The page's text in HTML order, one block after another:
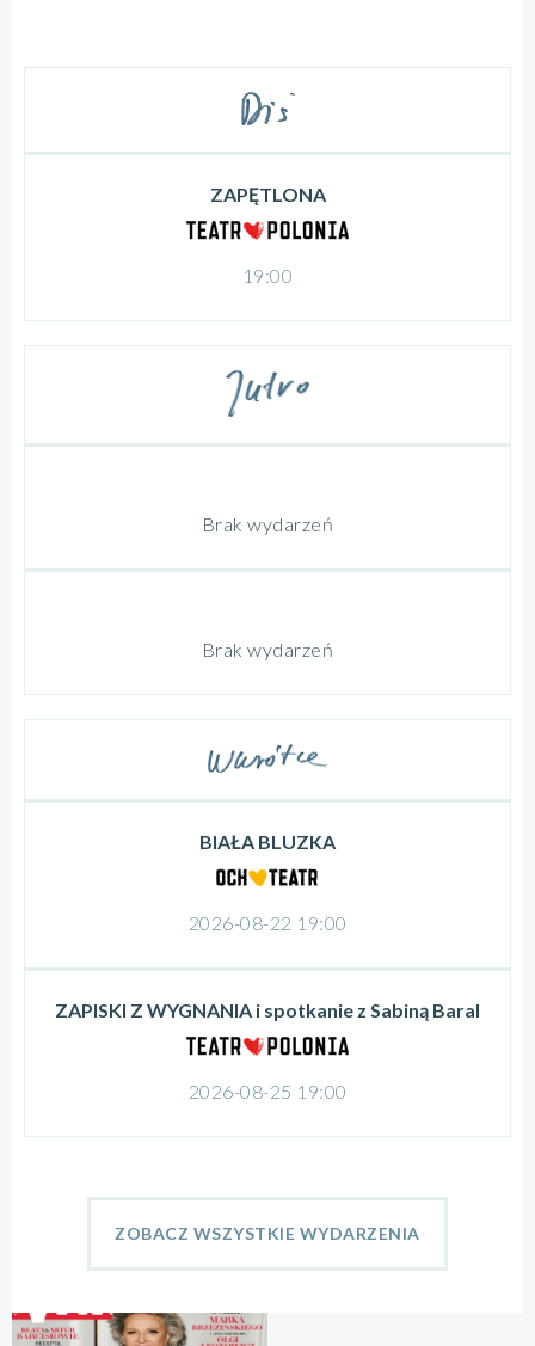
ZAPĘTLONA
19:00
Brak wydarzeń
Brak wydarzeń
BIAŁA BLUZKA
2026-08-22 19:00
ZAPISKI Z WYGNANIA i spotkanie z Sabiną Baral
2026-08-25 19:00
ZOBACZ WSZYSTKIE WYDARZENIA